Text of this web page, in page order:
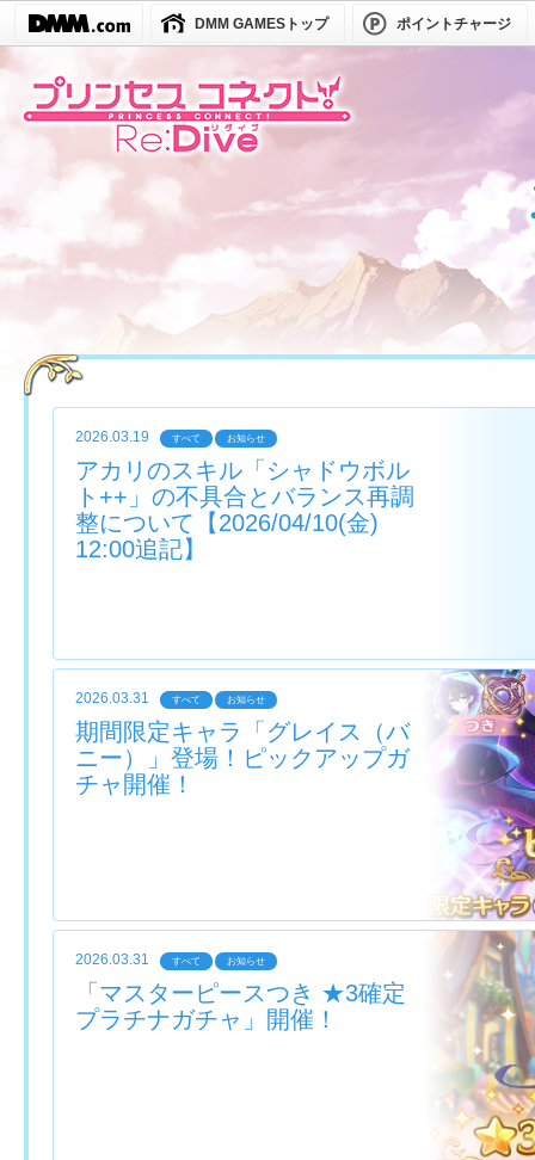
DMM GAMESトップ ポイントチャージ
2026.03.19 すべて お知らせ
アカリのスキル「シャドウボル
ト++」の不具合とバランス再調
整について【2026/04/10(金)
12:00追記】
2026.03.31 すべて お知らせ
期間限定キャラ「グレイス（バ
ニー）」登場！ピックアップガ
チャ開催！
2026.03.31 すべて お知らせ
「マスターピースつき ★3確定
プラチナガチャ」開催！